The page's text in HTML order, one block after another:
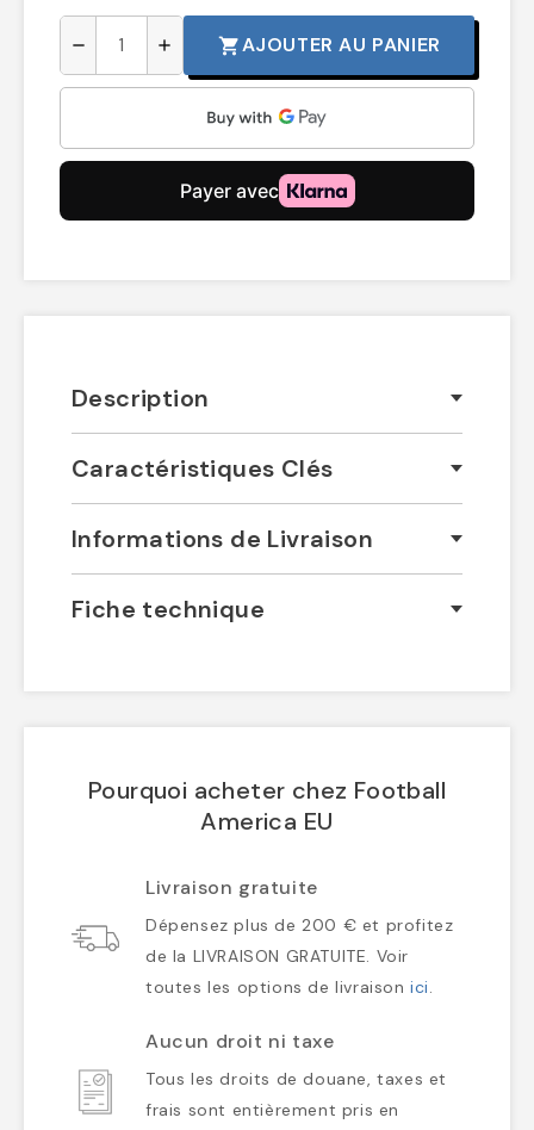
remove add shopping_cartAJOUTER AU PANIER
Description
Caractéristiques Clés
Informations de Livraison
Fiche technique
Pourquoi acheter chez Football
America EU
Livraison gratuite
Dépensez plus de 200 € et profitez
de la LIVRAISON GRATUITE. Voir
toutes les options de livraisonici.
Aucun droit ni taxe
Tous les droits de douane, taxes et
frais sont entièrement pris en